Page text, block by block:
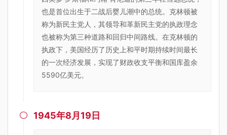
也是首位出生于二战后婴儿潮中的总统。克林顿被
称为新民主党人，其领导和革新民主党的执政理念
也被称为第三种道路和回归中间路线。在克林顿的
执政下，美国经历了历史上和平时期持续时间最长
的一次经济发展，实现了财政收支平衡和国库盈余
5590亿美元。
 1945年8月19日